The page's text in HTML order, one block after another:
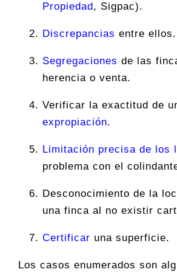
Propiedad , Sigpac).
Discrepancias entre ellos.
Segregaciones de las
herencia o venta.
Verificar la exactitud de
expropiación.
Limitación precisa de los
problema con el
Desconocimiento de la
una finca al no existir
Certificar una superficie.
Los casos enumerados son